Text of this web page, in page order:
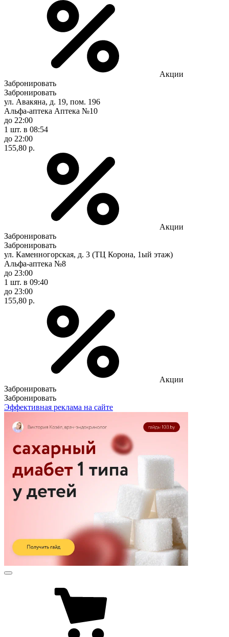
Акции
Забронировать
Забронировать
ул. Авакяна, д. 19, пом. 196
Альфа-аптека Аптека №10
до 22:00
1 шт. в 08:54
до 22:00
155,80 р.
Акции
Забронировать
Забронировать
ул. Каменногорская, д. 3 (ТЦ Корона, 1ый этаж)
Альфа-аптека №8
до 23:00
1 шт. в 09:40
до 23:00
155,80 р.
Акции
Забронировать
Забронировать
Эффективная реклама на сайте